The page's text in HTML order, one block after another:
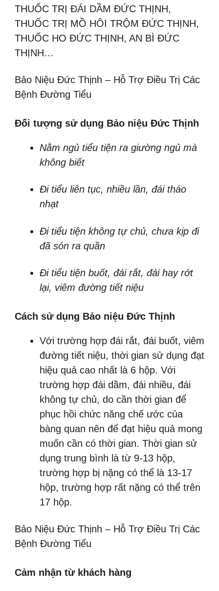
THUỐC TRỊ ĐÁI DẦM ĐỨC THỊNH,
THUỐC TRỊ MỒ HÔI TRỘM ĐỨC THỊNH,
THUỐC HO ĐỨC THỊNH, AN BÌ ĐỨC
THỊNH…
Bảo Niệu Đức Thịnh – Hỗ Trợ Điều Trị Các
Bệnh Đường Tiểu
Đối tượng sử dụng Bảo niệu Đức Thịnh
Nằm ngủ tiểu tiện ra giường ngủ mà
không biết
Đi tiểu liên tục, nhiều lần, đái tháo
nhạt
Đi tiểu tiện không tự chủ, chưa kịp đi
đã són ra quần
Đi tiểu tiện buốt, đái rắt, đái hay rớt
lại, viêm đường tiết niệu
Cách sử dụng Bảo niệu Đức Thịnh
Với trường hợp đái rắt, đái buốt, viêm
đường tiết niệu, thời gian sử dụng đạt
hiệu quả cao nhất là 6 hộp. Với
trường hợp đái dầm, đái nhiều, đái
không tự chủ, do cần thời gian để
phục hồi chức năng chế ước của
bàng quan nên để đạt hiệu quả mong
muốn cần có thời gian. Thời gian sử
dụng trung bình là từ 9-13 hộp,
trường hợp bị nặng có thể là 13-17
hộp, trường hợp rất nặng có thể trên
17 hộp.
Bảo Niệu Đức Thịnh – Hỗ Trợ Điều Trị Các
Bệnh Đường Tiểu
Cảm nhận từ khách hàng